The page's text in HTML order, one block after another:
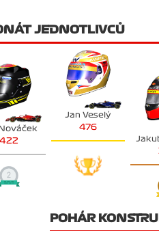
JEDNOTLIVCŮ
422
Jan Veselý
476
POHÁR